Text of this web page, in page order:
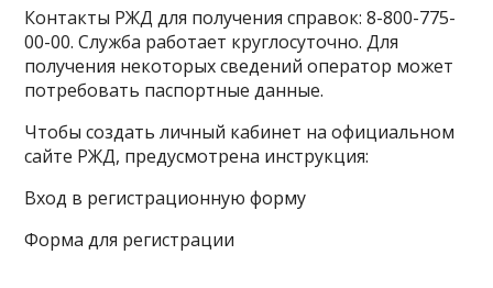
Контакты РЖД для получения справок: 8-800-775-
00-00. Служба работает круглосуточно. Для
получения некоторых сведений оператор может
потребовать паспортные данные.
Чтобы создать личный кабинет на официальном
сайте РЖД, предусмотрена инструкция:
Вход в регистрационную форму
Форма для регистрации